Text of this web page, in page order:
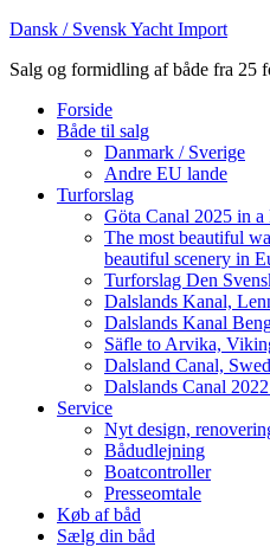
Dansk / Svensk Yacht Import
Salg og formidling af både fra 25
Forside
Både til salg
Danmark / Sverige
Andre EU lande
Turforslag
Göta Canal 2025 in a
The most beautiful
beautiful scenery in
Turforslag Den
Dalslands Kanal,
Dalslands Kanal
Säfle to Arvika,
Dalsland Canal,
Dalslands Canal
Service
Nyt design,
Bådudlejning
Boatcontroller
Presseomtale
Køb af båd
Sælg din båd